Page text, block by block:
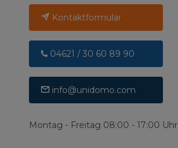
Kontaktformular
04621 / 30 60 89 90
info@unidomo.com
Montag - Freitag 08:00 - 17:00 Uhr